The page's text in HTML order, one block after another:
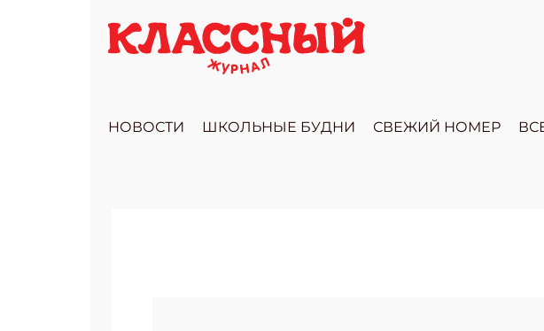
НОВОСТИ ШКОЛЬНЫЕ БУДНИ СВЕЖИЙ НОМЕР